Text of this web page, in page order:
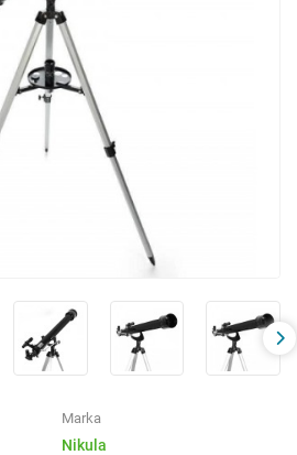
Marka
Nikula